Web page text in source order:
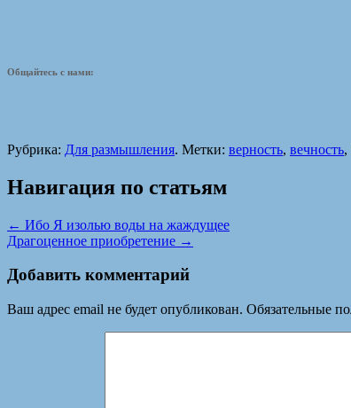
Общайтесь с нами:
Рубрика: Для размышления. Метки: верность, вечность,
Навигация по статьям
← Ибо Я изолью воды на жаждущее
Драгоценное приобретение →
Добавить комментарий
Ваш адрес email не будет опубликован. Обязательные